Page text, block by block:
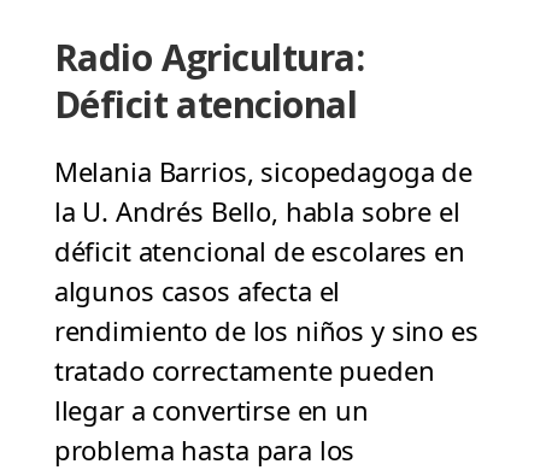
Radio Agricultura:
Déficit atencional
Melania Barrios, sicopedagoga de
la U. Andrés Bello, habla sobre el
déficit atencional de escolares en
algunos casos afecta el
rendimiento de los niños y sino es
tratado correctamente pueden
llegar a convertirse en un
problema hasta para los